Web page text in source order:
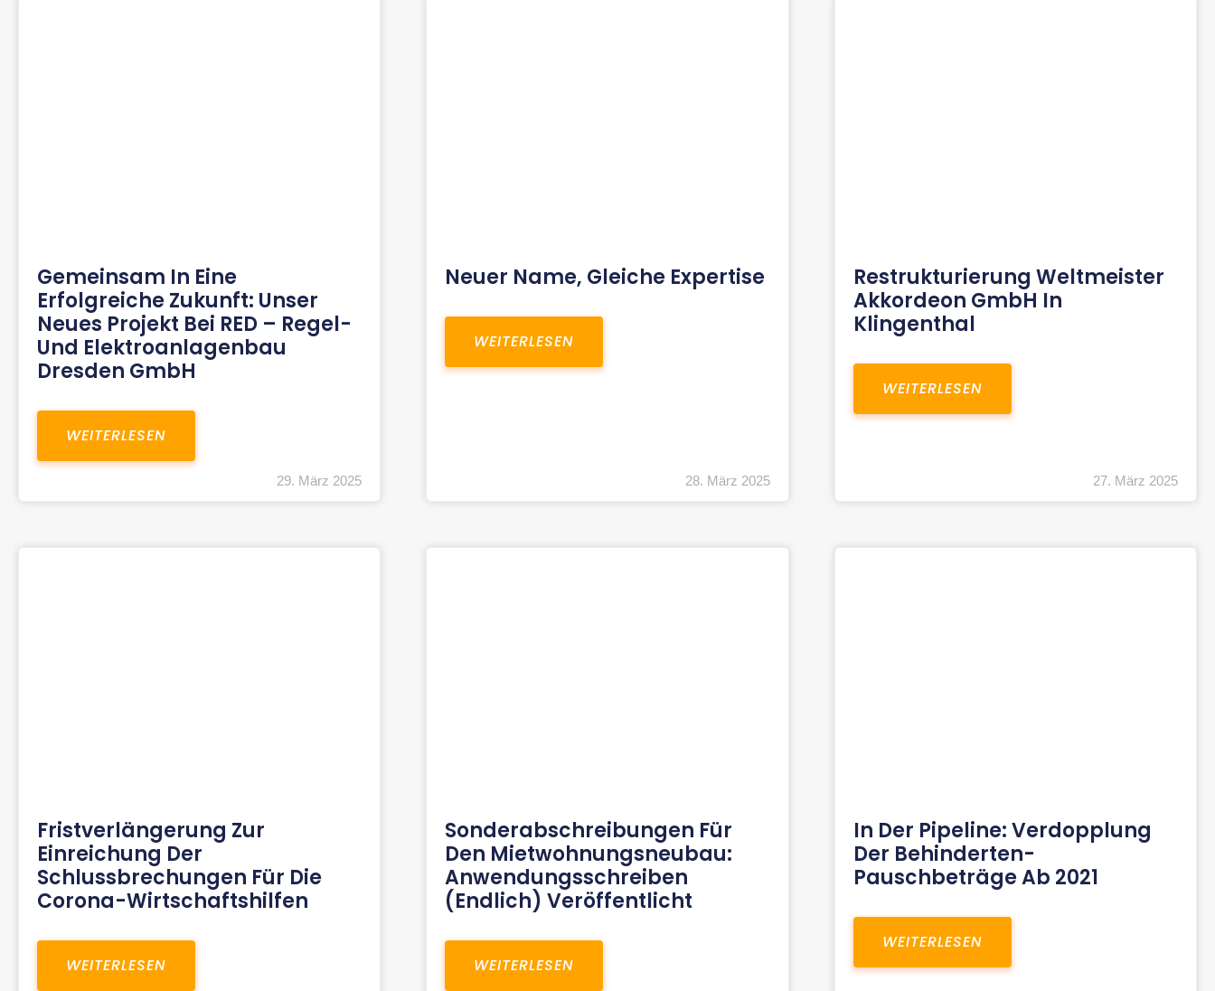
Gemeinsam In Eine
Erfolgreiche Zukunft: Unser
Neues Projekt Bei RED – Regel-
Und Elektroanlagenbau
Dresden GmbH
WEITERLESEN
29. März 2025
Neuer Name, Gleiche Expertise
WEITERLESEN
28. März 2025
Restrukturierung Weltmeister
Akkordeon GmbH In
Klingenthal
WEITERLESEN
27. März 2025
Fristverlängerung Zur
Einreichung Der
Schlussbrechungen Für Die
Corona-Wirtschaftshilfen
WEITERLESEN
Sonderabschreibungen Für
Den Mietwohnungsneubau:
Anwendungsschreiben
(endlich) Veröffentlicht
WEITERLESEN
In Der Pipeline: Verdopplung
Der Behinderten-
Pauschbeträge Ab 2021
WEITERLESEN